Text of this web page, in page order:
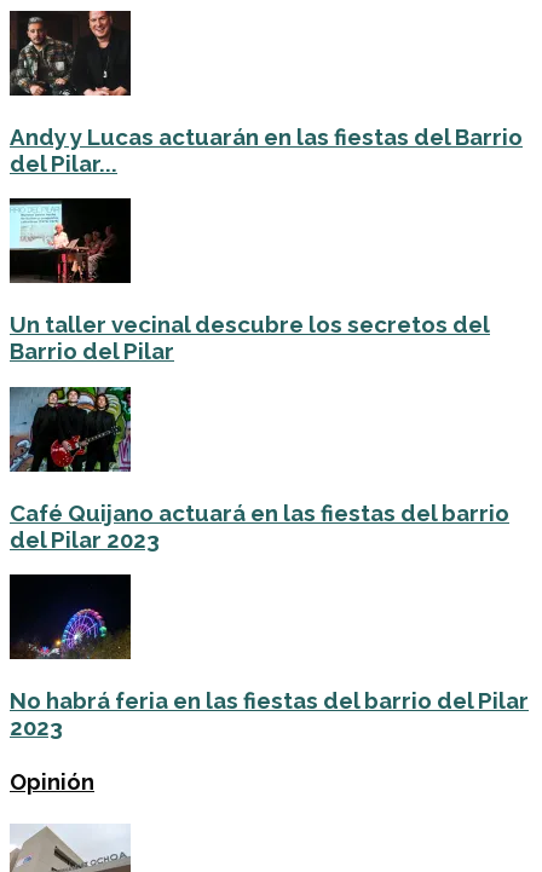
Andy y Lucas actuarán en las fiestas del Barrio
del Pilar...
Un taller vecinal descubre los secretos del
Barrio del Pilar
Café Quijano actuará en las fiestas del barrio
del Pilar 2023
No habrá feria en las fiestas del barrio del Pilar
2023
Opinión